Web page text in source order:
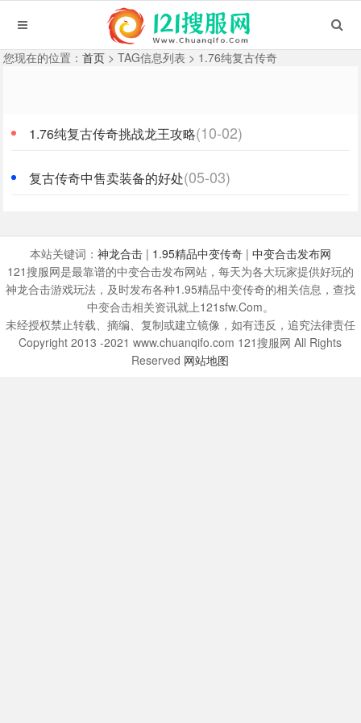
您现在的位置：首页 > TAG信息列表 > 1.76纯复古传奇
1.76纯复古传奇挑战龙王攻略(10-02)
复古传奇中售卖装备的好处(05-03)
本站关键词： 神龙合击| 1.95精品中变传奇| 中变合击发布网
121搜服网是最靠谱的中变合击发布网站，每天为各大玩家提供好玩的
神龙合击游戏玩法，及时发布各种1.95精品中变传奇的相关信息，查找
中变合击相关资讯就上121sfw.Com。
未经授权禁止转载、摘编、复制或建立镜像，如有违反，追究法律责任
Copyright 2013 -2021 www.chuanqifo.com 121搜服网 All Rights
Reserved 网站地图